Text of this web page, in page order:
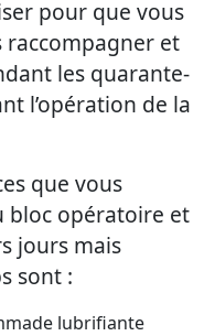
pour que vous
raccompagner et
les quarante-
l’opération de la
que vous
bloc opératoire et
jours mais
sont :
lubrifiante